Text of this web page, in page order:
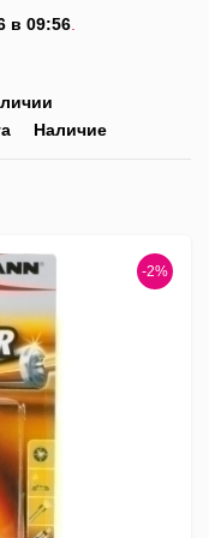
в 09:56.
Наличие
-2%